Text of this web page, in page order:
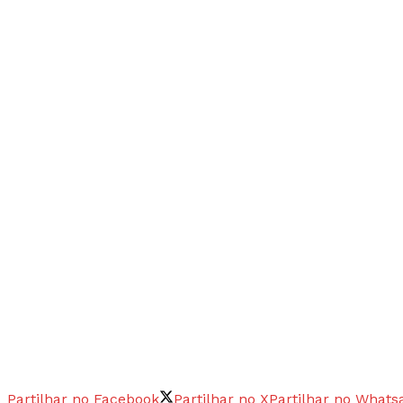
Partilhar no Facebook Partilhar no XPartilhar no